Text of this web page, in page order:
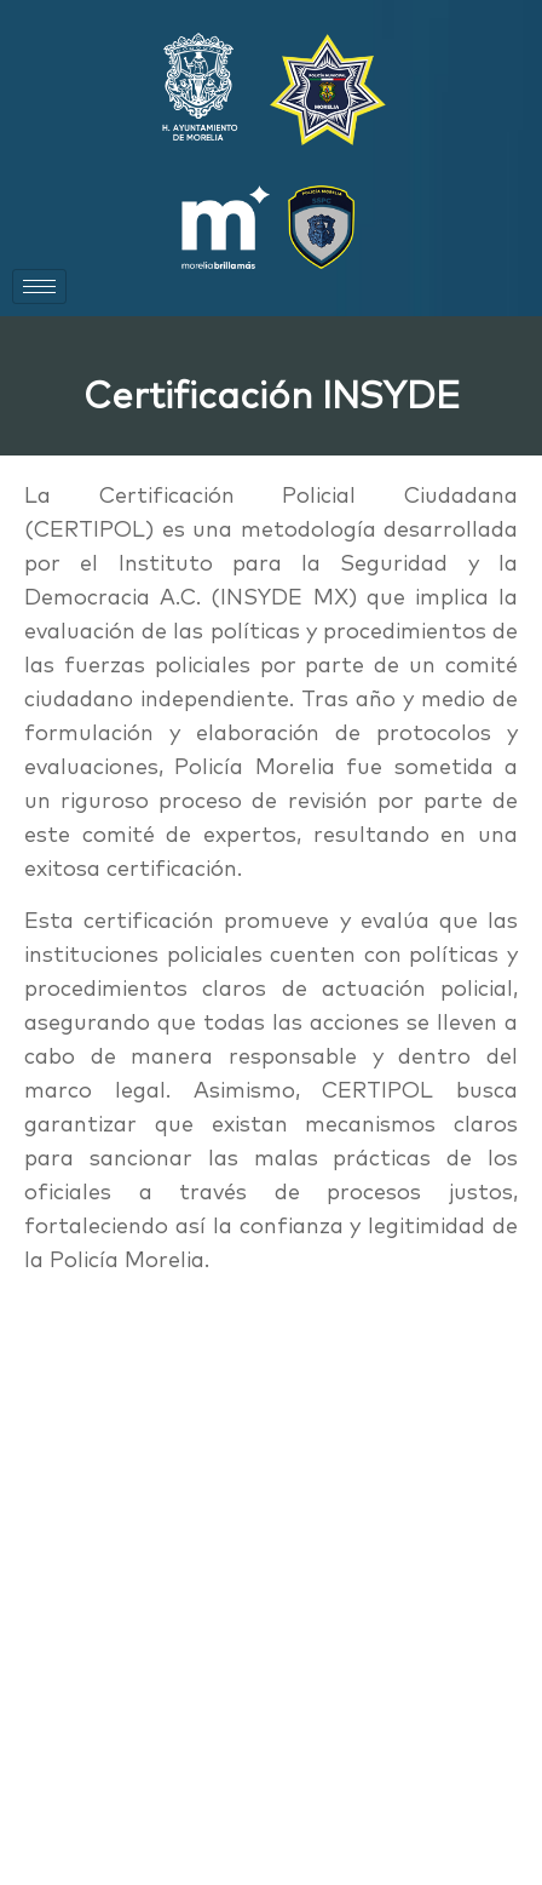
Certificación INSYDE
La Certificación Policial Ciudadana
(CERTIPOL) es una metodología desarrollada
por el Instituto para la Seguridad y la
Democracia A.C. (INSYDE MX) que implica la
evaluación de las políticas y procedimientos de
las fuerzas policiales por parte de un comité
ciudadano independiente. Tras año y medio de
formulación y elaboración de protocolos y
evaluaciones, Policía Morelia fue sometida a
un riguroso proceso de revisión por parte de
este comité de expertos, resultando en una
exitosa certificación.
Esta certificación promueve y evalúa que las
instituciones policiales cuenten con políticas y
procedimientos claros de actuación policial,
asegurando que todas las acciones se lleven a
cabo de manera responsable y dentro del
marco legal. Asimismo, CERTIPOL busca
garantizar que existan mecanismos claros
para sancionar las malas prácticas de los
oficiales a través de procesos justos,
fortaleciendo así la confianza y legitimidad de
la Policía Morelia.